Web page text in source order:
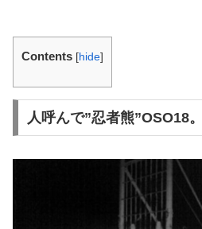
Contents [hide]
人呼んで”忍者熊”OSO18。